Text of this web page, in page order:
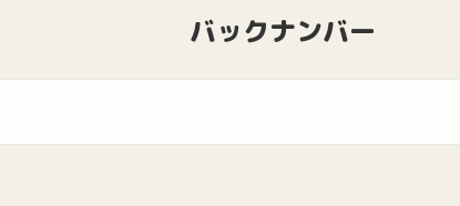
バックナンバー